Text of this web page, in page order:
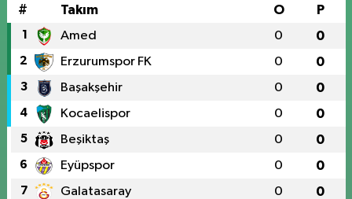
# Takım O P
1 Amed 0 0
2 Erzurumspor FK 0 0
3 Başakşehir 0 0
4 Kocaelispor 0 0
5 Beşiktaş 0 0
6 Eyüpspor 0 0
7 Galatasaray 0 0